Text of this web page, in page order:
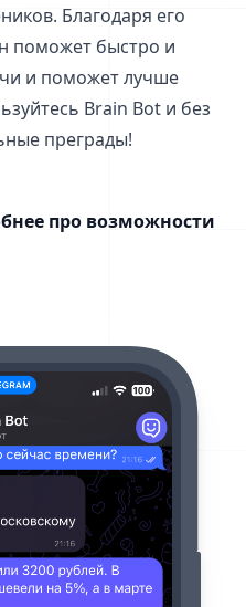
Благодаря его
поможет быстро и
и поможет лучше
Brain Bot и без
преграды!
про возможности